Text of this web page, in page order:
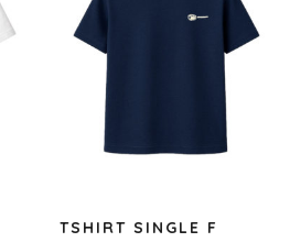
TSHIRT SINGLE F